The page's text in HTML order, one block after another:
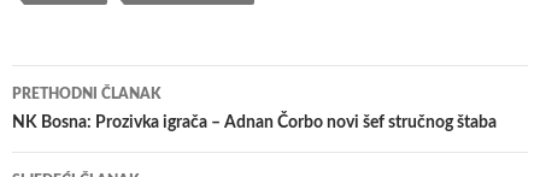
Navigacija
članaka
PRETHODNI ČLANAK
NK Bosna: Prozivka igrača – Adnan Čorbo novi šef stručnog štaba